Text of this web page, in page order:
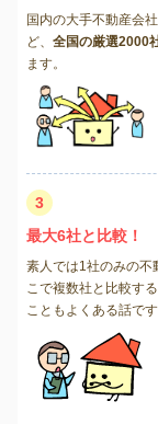
国内の大手不動産会
ど、 全国の厳選2000
ます。
3
最大6社と比較！
素人では1社のみの不
こで複数社と比較す
こともよくある話です